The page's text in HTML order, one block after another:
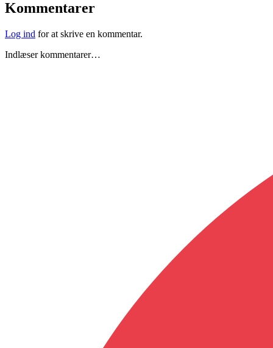
Kommentarer
Log ind for at skrive en kommentar.
Indlæser kommentarer…